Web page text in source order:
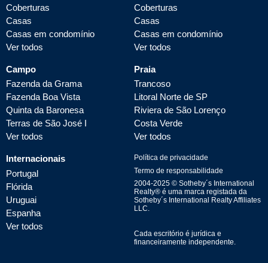
Coberturas
Casas
Casas em condomínio
Ver todos
Coberturas
Casas
Casas em condomínio
Ver todos
Campo
Fazenda da Grama
Fazenda Boa Vista
Quinta da Baronesa
Terras de São José I
Ver todos
Praia
Trancoso
Litoral Norte de SP
Riviera de São Lorenço
Costa Verde
Ver todos
Internacionais
Portugal
Flórida
Uruguai
Espanha
Ver todos
Política de privacidade
Termo de responsabilidade
2004-2025 © Sotheby´s International
Realty® é uma marca registada da
Sotheby´s International Realty Affiliates
LLC.
Cada escritório é jurídica e
financeiramente independente.